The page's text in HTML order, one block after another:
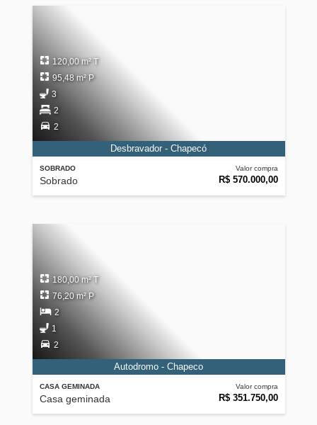
SOBRADO
Sobrado
Valor compra
R$ 570.000,00
120,00 m² T
95,48 m² P
3
2
2
Desbravador - Chapecó
CASA GEMINADA
Casa geminada
Valor compra
R$ 351.750,00
180,00 m² T
76,20 m² P
2
1
2
Autodromo - Chapeco